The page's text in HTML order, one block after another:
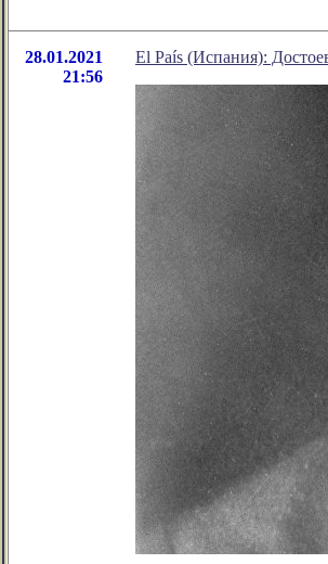
28.01.2021
21:56
El País (Испания):